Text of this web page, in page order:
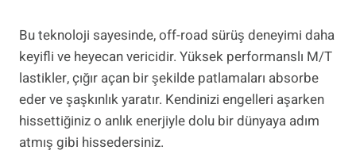
Bu teknoloji sayesinde, off-road sürüş deneyimi daha
keyifli ve heyecan vericidir. Yüksek performanslı M/T
lastikler, çığır açan bir şekilde patlamaları absorbe
eder ve şaşkınlık yaratır. Kendinizi engelleri aşarken
hissettiğiniz o anlık enerjiyle dolu bir dünyaya adım
atmış gibi hissedersiniz.